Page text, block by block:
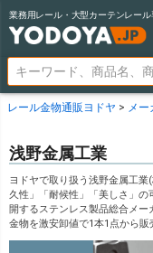
業務用レール・大型カーテンレー
レール金物通販ヨドヤ メー
浅野金属工業
ヨドヤで取り扱う浅野金属工
久性」「耐候性」「美しさ」
開するステンレス製品総合メー
金物を激安卸値で1本1点から販